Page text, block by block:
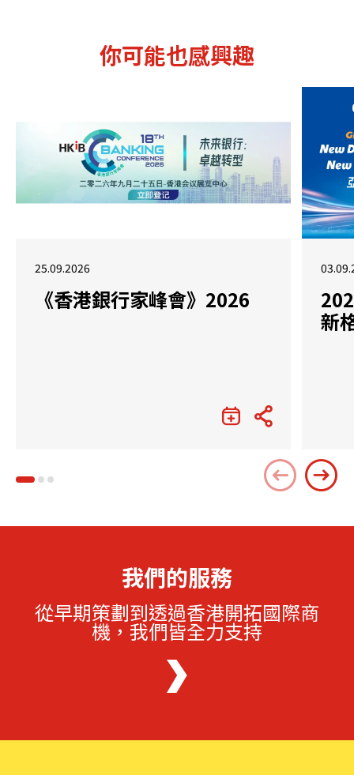
你可能也感興趣
25.09.2026
《香港銀行家峰會》2026
新
我們的服務
從早期策劃到透過香港開拓國際商
機，我們皆全力支持